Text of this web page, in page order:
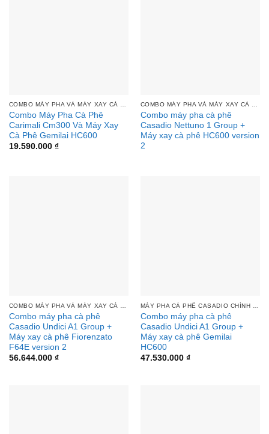
COMBO MÁY PHA VÀ MÁY XAY CÀ PHÊ
Combo Máy Pha Cà Phê
Carimali Cm300 Và Máy Xay
Cà Phê Gemilai HC600
19.590.000 ₫
COMBO MÁY PHA VÀ MÁY XAY CÀ PHÊ
Combo máy pha cà phê
Casadio Nettuno 1 Group +
Máy xay cà phê HC600 version
2
Combo máy pha cà phê
Casadio Undici A1 Group +
Máy xay cà phê Fiorenzato
F64E version 2
56.644.000 ₫
Combo máy pha cà phê
Casadio Undici A1 Group +
Máy xay cà phê Gemilai
HC600
47.530.000 ₫